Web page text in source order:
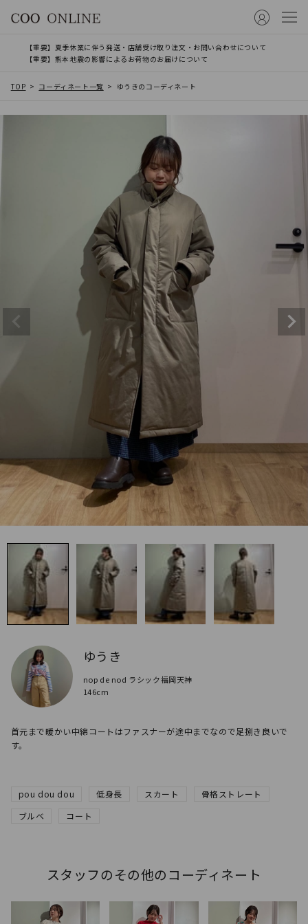
【重要】夏季休業に伴う発送・店舗受け取り注文・お問い合わせについて
【重要】熊本地震の影響によるお荷物のお届けについて
TOP コーディネート一覧 ゆうきのコーディネート
ゆうき
nop de nod ラシック福岡天神
146cm
首元まで暖かい中綿コートはファスナーが途中までなので足捌き良いで
pou dou dou 低身長 スカート
骨格ストレート
ブルベ
コート
スタッフのその他のコーディネート